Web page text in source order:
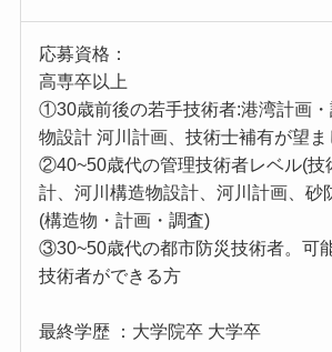
応募資格：
高専卒以上
①30歳前後の若手技術者:港湾計画
物設計 河川計画、技術士補有が望ま
②40~50歳代の管理技術者レベル(技
計、河川構造物設計、河川計画、砂
(構造物・計画・調査)
③30~50歳代の都市防災技術者。可
技術者ができる方
最終学歴 ：大学院卒 大学卒